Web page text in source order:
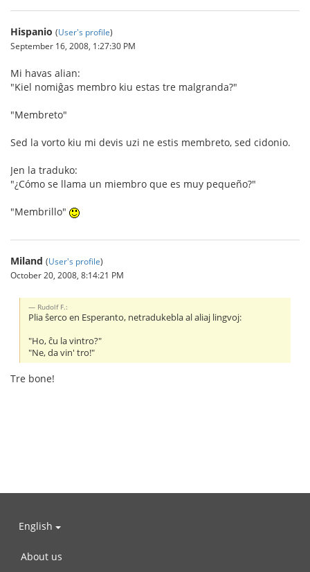
Hispanio (User's profile)
September 16, 2008, 1:27:30 PM
Mi havas alian:
"Kiel nomiĝas membro kiu estas tre malgranda?"
"Membreto"
Sed la vorto kiu mi devis uzi ne estis membreto, sed cidonio.
Jen la traduko:
"¿Cómo se llama un miembro que es muy pequeño?"
"Membrillo"
Miland (User's profile)
October 20, 2008, 8:14:21 PM
Rudolf F.:
Plia ŝerco en Esperanto, netradukebla al aliaj lingvoj:
"Ho, ĉu la vintro?"
"Ne, da vin' tro!"
Tre bone!
English
About us